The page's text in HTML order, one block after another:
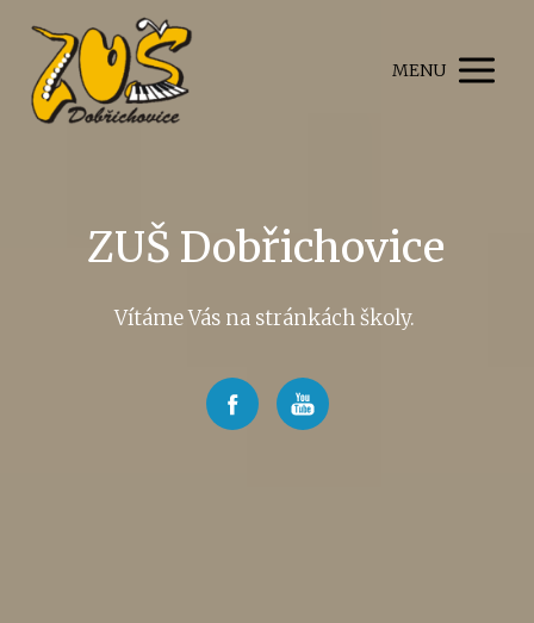
MENU
ZUŠ Dobřichovice
Vítáme Vás na stránkách školy.